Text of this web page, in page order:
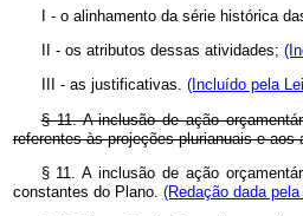
I - o alinhamento da série histórica
II - os atributos dessas atividades;
III - as justificativas. (Incluído pela
§ 11. A inclusão de ação
referentes às projeções plurianuais e
§ 11. A inclusão de ação
constantes do Plano. (Redação dada